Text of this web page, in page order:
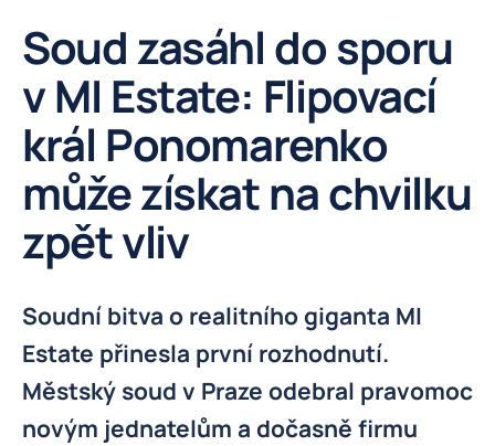
Soud zasáhl do sporu
v MI Estate: Flipovací
král Ponomarenko
může získat na chvilku
zpět vliv
Soudní bitva o realitního giganta MI
Estate přinesla první rozhodnutí.
Městský soud v Praze odebral pravomoc
novým jednatelům a dočasně firmu